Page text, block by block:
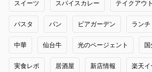
スイーツ スパイスカレー テイクアウト
パスタ パン ビアガーデン ランチ
中華 仙台牛 光のページェント
実食レポ 居酒屋 新店情報 楽天イ